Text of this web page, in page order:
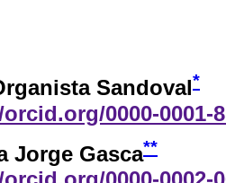
Sandoval*
0000-0001-
Jorge Gasca**